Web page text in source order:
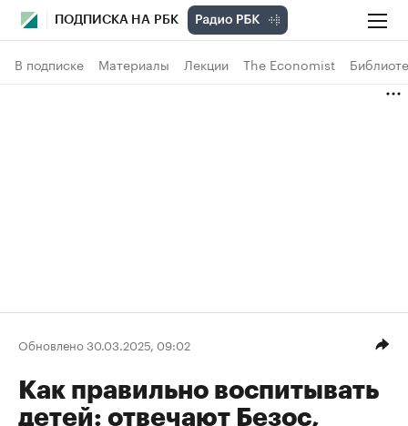
ПОДПИСКА НА РБК
В подписке Материалы Лекции The Economist
Обновлено 30.03.2025, 09:02
Как правильно воспитывать
детей: отвечают Безос,